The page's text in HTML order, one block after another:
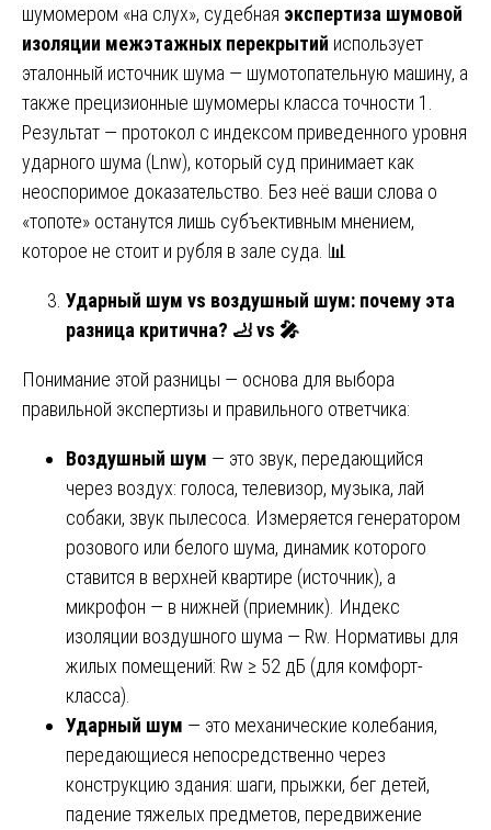
шумомером «на слух», судебная экспертиза шумовой
изоляции межэтажных перекрытий использует
эталонный источник шума — шумотопательную машину, а
также прецизионные шумомеры класса точности 1.
Результат — протокол с индексом приведенного уровня
ударного шума (Lnw), который суд принимает как
неоспоримое доказательство. Без неё ваши слова о
«топоте» останутся лишь субъективным мнением,
которое не стоит и рубля в зале суда. 📊
Ударный шум vs воздушный шум: почему эта
разница критична? 🦶vs 🎤
Понимание этой разницы — основа для выбора
правильной экспертизы и правильного ответчика:
Воздушный шум — это звук, передающийся
через воздух: голоса, телевизор, музыка, лай
собаки, звук пылесоса. Измеряется генератором
розового или белого шума, динамик которого
ставится в верхней квартире (источник), а
микрофон — в нижней (приемник). Индекс
изоляции воздушного шума — Rw. Нормативы для
жилых помещений: Rw ≥ 52 дБ (для комфорт-
класса).
Ударный шум — это механические колебания,
передающиеся непосредственно через
конструкцию здания: шаги, прыжки, бег детей,
падение тяжелых предметов, передвижение